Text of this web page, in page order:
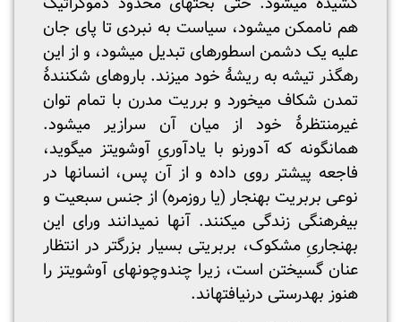
هم ناممکن می­شود، سیاست به نبردی تا پای جان
علیه یک دشمن اسطوره­ای تبدیل می­شود، و از این
رهگذر تیشه به ریشۀ خود می­زند. باروهای شکنندۀ
تمدن شکاف می­خورد و برریت مدرن با تمام توان
غیرمنتظرۀ خود از میان آن سرازیر می­شود.
همانگونه که آدورنو با یادآوریِ آوشویتز می­گوید،
فاجعه پیشتر روی داده و از آن پس، انسان­ها در
نوعی بربریت بهنجار (یا روزمره) از جنس سبعیت و
بی­فرهنگی زندگی می­کنند. آنها نمی­دانند ورای این
بهنجاریِ مشکوک، بربریتی بسیار بزرگ­تر در انتظار
عنان گسیختن است، زیرا چندوچون­های آوشویتز را
هنوز به­درستی درنیافته­اند.